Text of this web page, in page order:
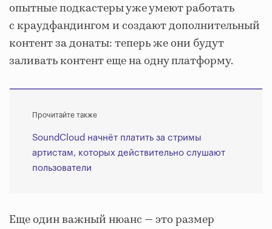
опытные подкастеры уже умеют работать
с краудфандингом и создают дополнительный
контент за донаты: теперь же они будут
заливать контент еще на одну платформу.
Прочитайте также
SoundCloud начнёт платить за стримы
артистам, которых действительно слушают
пользователи
Еще один важный нюанс — это размер